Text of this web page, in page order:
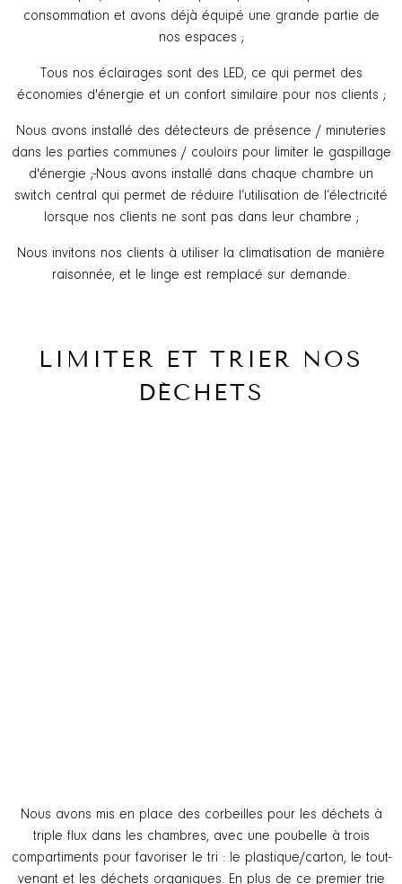
consommation et avons déjà équipé une grande partie de
nos espaces ;
Tous nos éclairages sont des LED, ce qui permet des
économies d'énergie et un confort similaire pour nos clients ;
Nous avons installé des détecteurs de présence / minuteries
dans les parties communes / couloirs pour limiter le gaspillage
d'énergie ;-Nous avons installé dans chaque chambre un
switch central qui permet de réduire l’utilisation de l’électricité
lorsque nos clients ne sont pas dans leur chambre ;
Nous invitons nos clients à utiliser la climatisation de manière
raisonnée, et le linge est remplacé sur demande.
LIMITER ET TRIER NOS
DÉCHETS
Nous avons mis en place des corbeilles pour les déchets à
triple flux dans les chambres, avec une poubelle à trois
compartiments pour favoriser le tri : le plastique/carton, le tout-
venant et les déchets organiques. En plus de ce premier trie